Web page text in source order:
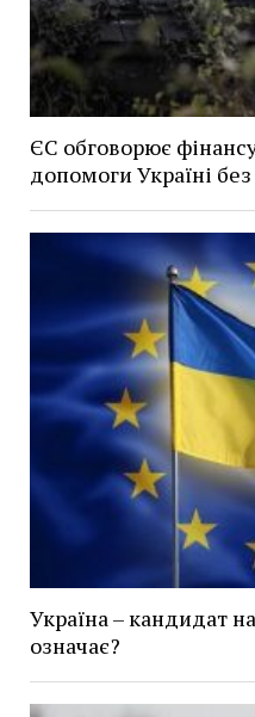
ЄС обговорює
допомоги Україні
Україна – кандидат
означає?